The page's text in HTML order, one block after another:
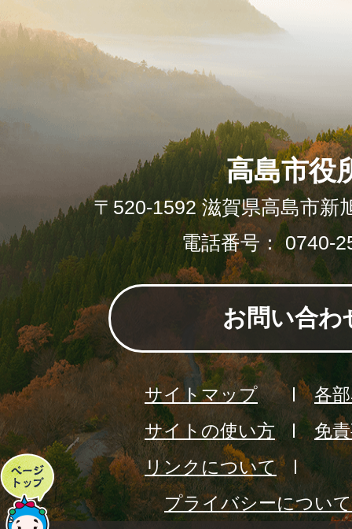
ペ
ー
高島市役
〒520-1592 滋賀県高島市新
電話番号： 0740-
お問い合わ
サイトマップ
各
サイトの使い方
免
リンクについて
プライバシーについて